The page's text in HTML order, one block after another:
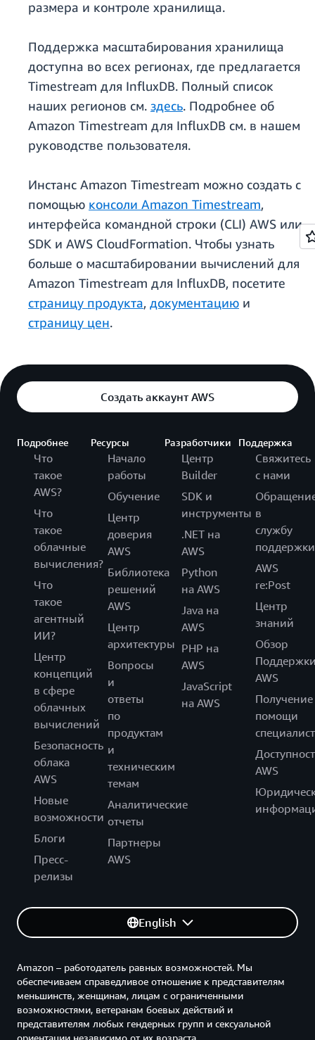
размера и контроле хранилища.
Поддержка масштабирования хранилища
доступна во всех регионах, где предлагается
Timestream для InfluxDB. Полный список
наших регионов см. здесь. Подробнее об
Amazon Timestream для InfluxDB см. в нашем
руководстве пользователя.
Инстанс Amazon Timestream можно создать с
помощью консоли Amazon Timestream,
интерфейса командной строки (CLI) AWS или
SDK и AWS CloudFormation. Чтобы узнать
больше о масштабировании вычислений для
Amazon Timestream для InfluxDB, посетите
страницу продукта, документацию и
страницу цен.
Создать аккаунт AWS
Подробнее
Что
такое
AWS?
Что
такое
облачные
вычисления?
Что
такое
агентный
ИИ?
Центр
концепций
в сфере
облачных
вычислений
Безопасность
облака
AWS
Новые
возможности
Блоги
Пресс-
релизы
Ресурсы
Начало
работы
Обучение
Центр
доверия
AWS
Библиотека
решений
AWS
Центр
архитектуры
Вопросы
и
ответы
по
продуктам
и
техническим
темам
Аналитические
отчеты
Партнеры
AWS
Разработчики
Центр
Builder
SDK и
инструменты
.NET на
AWS
Python
на AWS
Java на
AWS
PHP на
AWS
JavaScript
на AWS
Поддержка
Свяжитесь
с нами
в
службу
поддержки
AWS
re:Post
Центр
знаний
Обзор
AWS
Получение
помощи
AWS
English
Amazon – работодатель равных возможностей. Мы
обеспечиваем справедливое отношение к представителям
меньшинств, женщинам, лицам с ограниченными
возможностями, ветеранам боевых действий и
представителям любых гендерных групп и сексуальной